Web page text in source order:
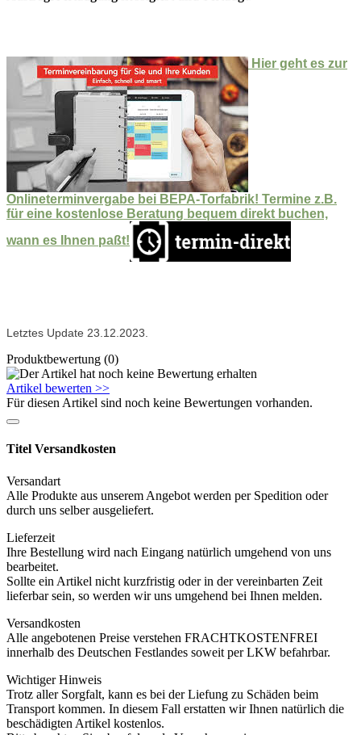
Hier geht es zur
Onlineterminvergabe bei BEPA-Torfabrik! Termine z.B.
für eine kostenlose Beratung bequem direkt buchen,
wann es Ihnen paßt!
Letztes Update 23.12.2023.
Produktbewertung (0)
Artikel bewerten >>
Für diesen Artikel sind noch keine Bewertungen vorhanden.
Titel Versandkosten
Versandart
Alle Produkte aus unserem Angebot werden per Spedition oder
durch uns selber ausgeliefert.
Lieferzeit
Ihre Bestellung wird nach Eingang natürlich umgehend von uns
bearbeitet.
Sollte ein Artikel nicht kurzfristig oder in der vereinbarten Zeit
lieferbar sein, so werden wir uns umgehend bei Ihnen melden.
Versandkosten
Alle angebotenen Preise verstehen FRACHTKOSTENFREI
innerhalb des Deutschen Festlandes soweit per LKW befahrbar.
Wichtiger Hinweis
Trotz aller Sorgfalt, kann es bei der Liefung zu Schäden beim
Transport kommen. In diesem Fall erstatten wir Ihnen natürlich die
beschädigten Artikel kostenlos.